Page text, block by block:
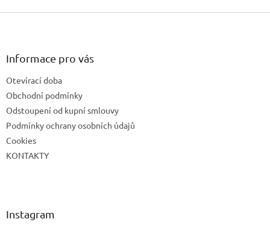
Z
Informace pro vás
Otevírací doba
Obchodní podmínky
Odstoupení od kupní smlouvy
Podmínky ochrany osobních údajů
Cookies
KONTAKTY
Instagram